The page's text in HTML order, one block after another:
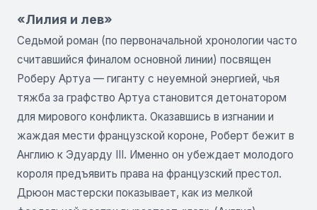
«Лилия и лев»
Седьмой роман (по первоначальной хронологии часто
считавшийся финалом основной линии) посвящен
Роберу Артуа — гиганту с неуемной энергией, чья
тяжба за графство Артуа становится детонатором
для мирового конфликта. Оказавшись в изгнании и
жаждая мести французской короне, Роберт бежит в
Англию к Эдуарду III. Именно он убеждает молодого
короля предъявить права на французский престол.
Дрюон мастерски показывает, как из мелкой